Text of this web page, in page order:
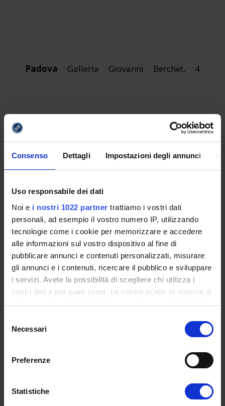
Consenso Dettagli Impostazioni degli annunci
Uso responsabile dei dati
Noi e i nostri 1022 partner trattiamo i vostri dati
personali, ad esempio il vostro numero IP, utilizzando
tecnologie come i cookie per memorizzare e accedere
alle informazioni sul vostro dispositivo al fine di
pubblicare annunci e contenuti personalizzati, misurare
gli annunci e i contenuti, ricercare il pubblico e sviluppare
i servizi. Avete la possibilità di scegliere chi utilizza i
vostri dati e per quali scopi. Le vostre scelte in materia di
privacy sono applicabili solo su questa proprietà digitale
modificare o revocare il proprio consenso in qualsiasi
momento dalla Dichiarazione sui cookie o facendo clic
raccogliere informazioni sulla tua posizione
geografica, con un'approssimazione di qualche
delNecessari
Preferenze
Statistiche
Padova Galleria Giovanni Berchet, 4
Reggio Calabria Corso Garibaldi,154
Via Milano, 47